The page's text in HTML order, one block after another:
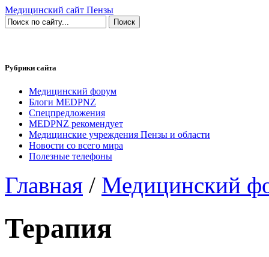
Медицинский сайт Пензы
Рубрики сайта
Медицинский форум
Блоги MEDPNZ
Спецпредложения
MEDPNZ рекомендует
Медицинские учреждения Пензы и области
Новости со всего мира
Полезные телефоны
Главная / Медицинский
Терапия